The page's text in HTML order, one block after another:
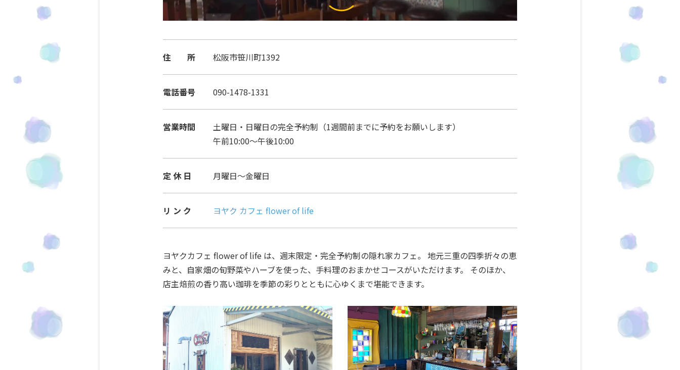
住 所 松阪市笹川町1392
電話番号 090-1478-1331
営業時間
土曜日・日曜日の完全予約制（1週間前までに予約をお願いします）
午前10:00～午後10:00
定 休 日 月曜日～金曜日
リ ン ク ヨヤク カフェ flower of life
ヨヤクカフェ flower of life は、週末限定・完全予約制の隠れ家カフェ。 地元三重の四季折々の恵
みと、自家畑の旬野菜やハーブを使った、手料理のおまかせコースがいただけます。 そのほか、
店主焙煎の香り高い珈琲を季節の彩りとともに心ゆくまで堪能できます。